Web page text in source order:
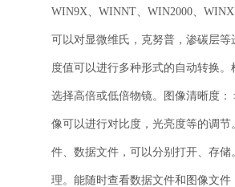
WIN9X、WINNT、WIN2000、
可以对显微维氏，克努普，渗碳层等
度值可以进行多种形式的自动转换。
选择高倍或低倍物镜。图像清晰度：
像可以进行对比度，光亮度等的调节
件、数据文件，可以分别打开、存储
理。能随时查看数据文件和图像文件